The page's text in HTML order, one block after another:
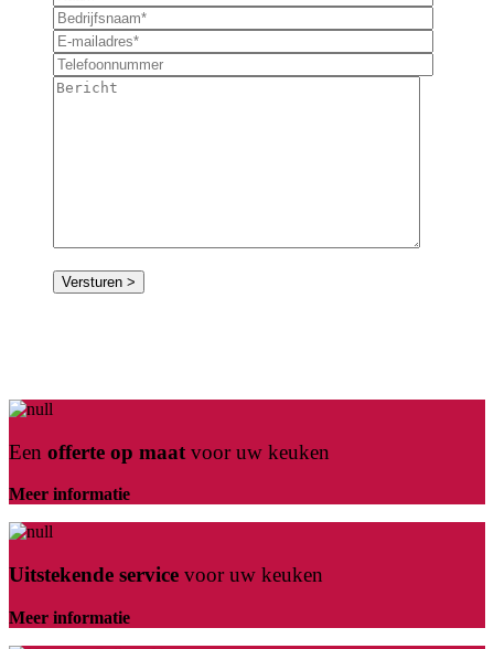
Een offerte op maat voor uw keuken
Meer informatie
Uitstekende service voor uw keuken
Meer informatie